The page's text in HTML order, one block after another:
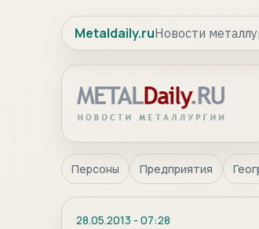
Metaldaily.ruНовости
Персоны Предприятия
28.05.2013 - 07:28